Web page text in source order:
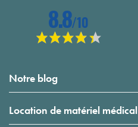
Notre blog
Location de matériel médical